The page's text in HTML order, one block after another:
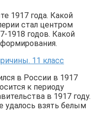
1917 года. Какой
стал центром
1918 годов. Какой
11 класс
в России в 1917
к периоду
в 1917 году.
удалось взять белым